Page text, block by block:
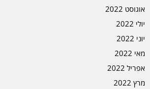
אוגוסט 2022
יולי 2022
יוני 2022
מאי 2022
אפריל 2022
מרץ 2022